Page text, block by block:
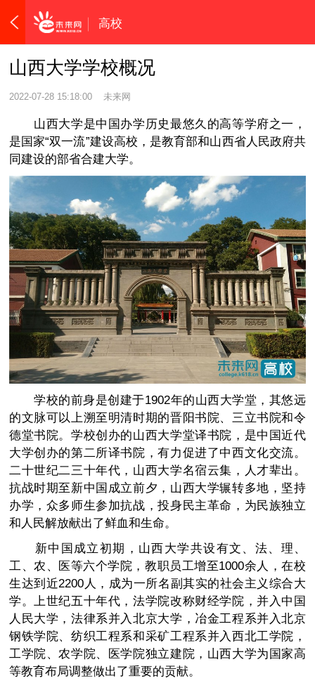
高校
山西大学学校概况
2022-07-28 15:18:00 未来网
山西大学是中国办学历史最悠久的高等学府之一，
是国家“双一流”建设高校，是教育部和山西省人民政府共
同建设的部省合建大学。
学校的前身是创建于1902年的山西大学堂，其悠远
的文脉可以上溯至明清时期的晋阳书院、三立书院和令
德堂书院。学校创办的山西大学堂译书院，是中国近代
大学创办的第二所译书院，有力促进了中西文化交流。
二十世纪二三十年代，山西大学名宿云集，人才辈出。
抗战时期至新中国成立前夕，山西大学辗转多地，坚持
办学，众多师生参加抗战，投身民主革命，为民族独立
和人民解放献出了鲜血和生命。
新中国成立初期，山西大学共设有文、法、理、
工、农、医等六个学院，教职员工增至1000余人，在校
生达到近2200人，成为一所名副其实的社会主义综合大
学。上世纪五十年代，法学院改称财经学院，并入中国
人民大学，法律系并入北京大学，冶金工程系并入北京
钢铁学院、纺织工程系和采矿工程系并入西北工学院，
工学院、农学院、医学院独立建院，山西大学为国家高
等教育布局调整做出了重要的贡献。